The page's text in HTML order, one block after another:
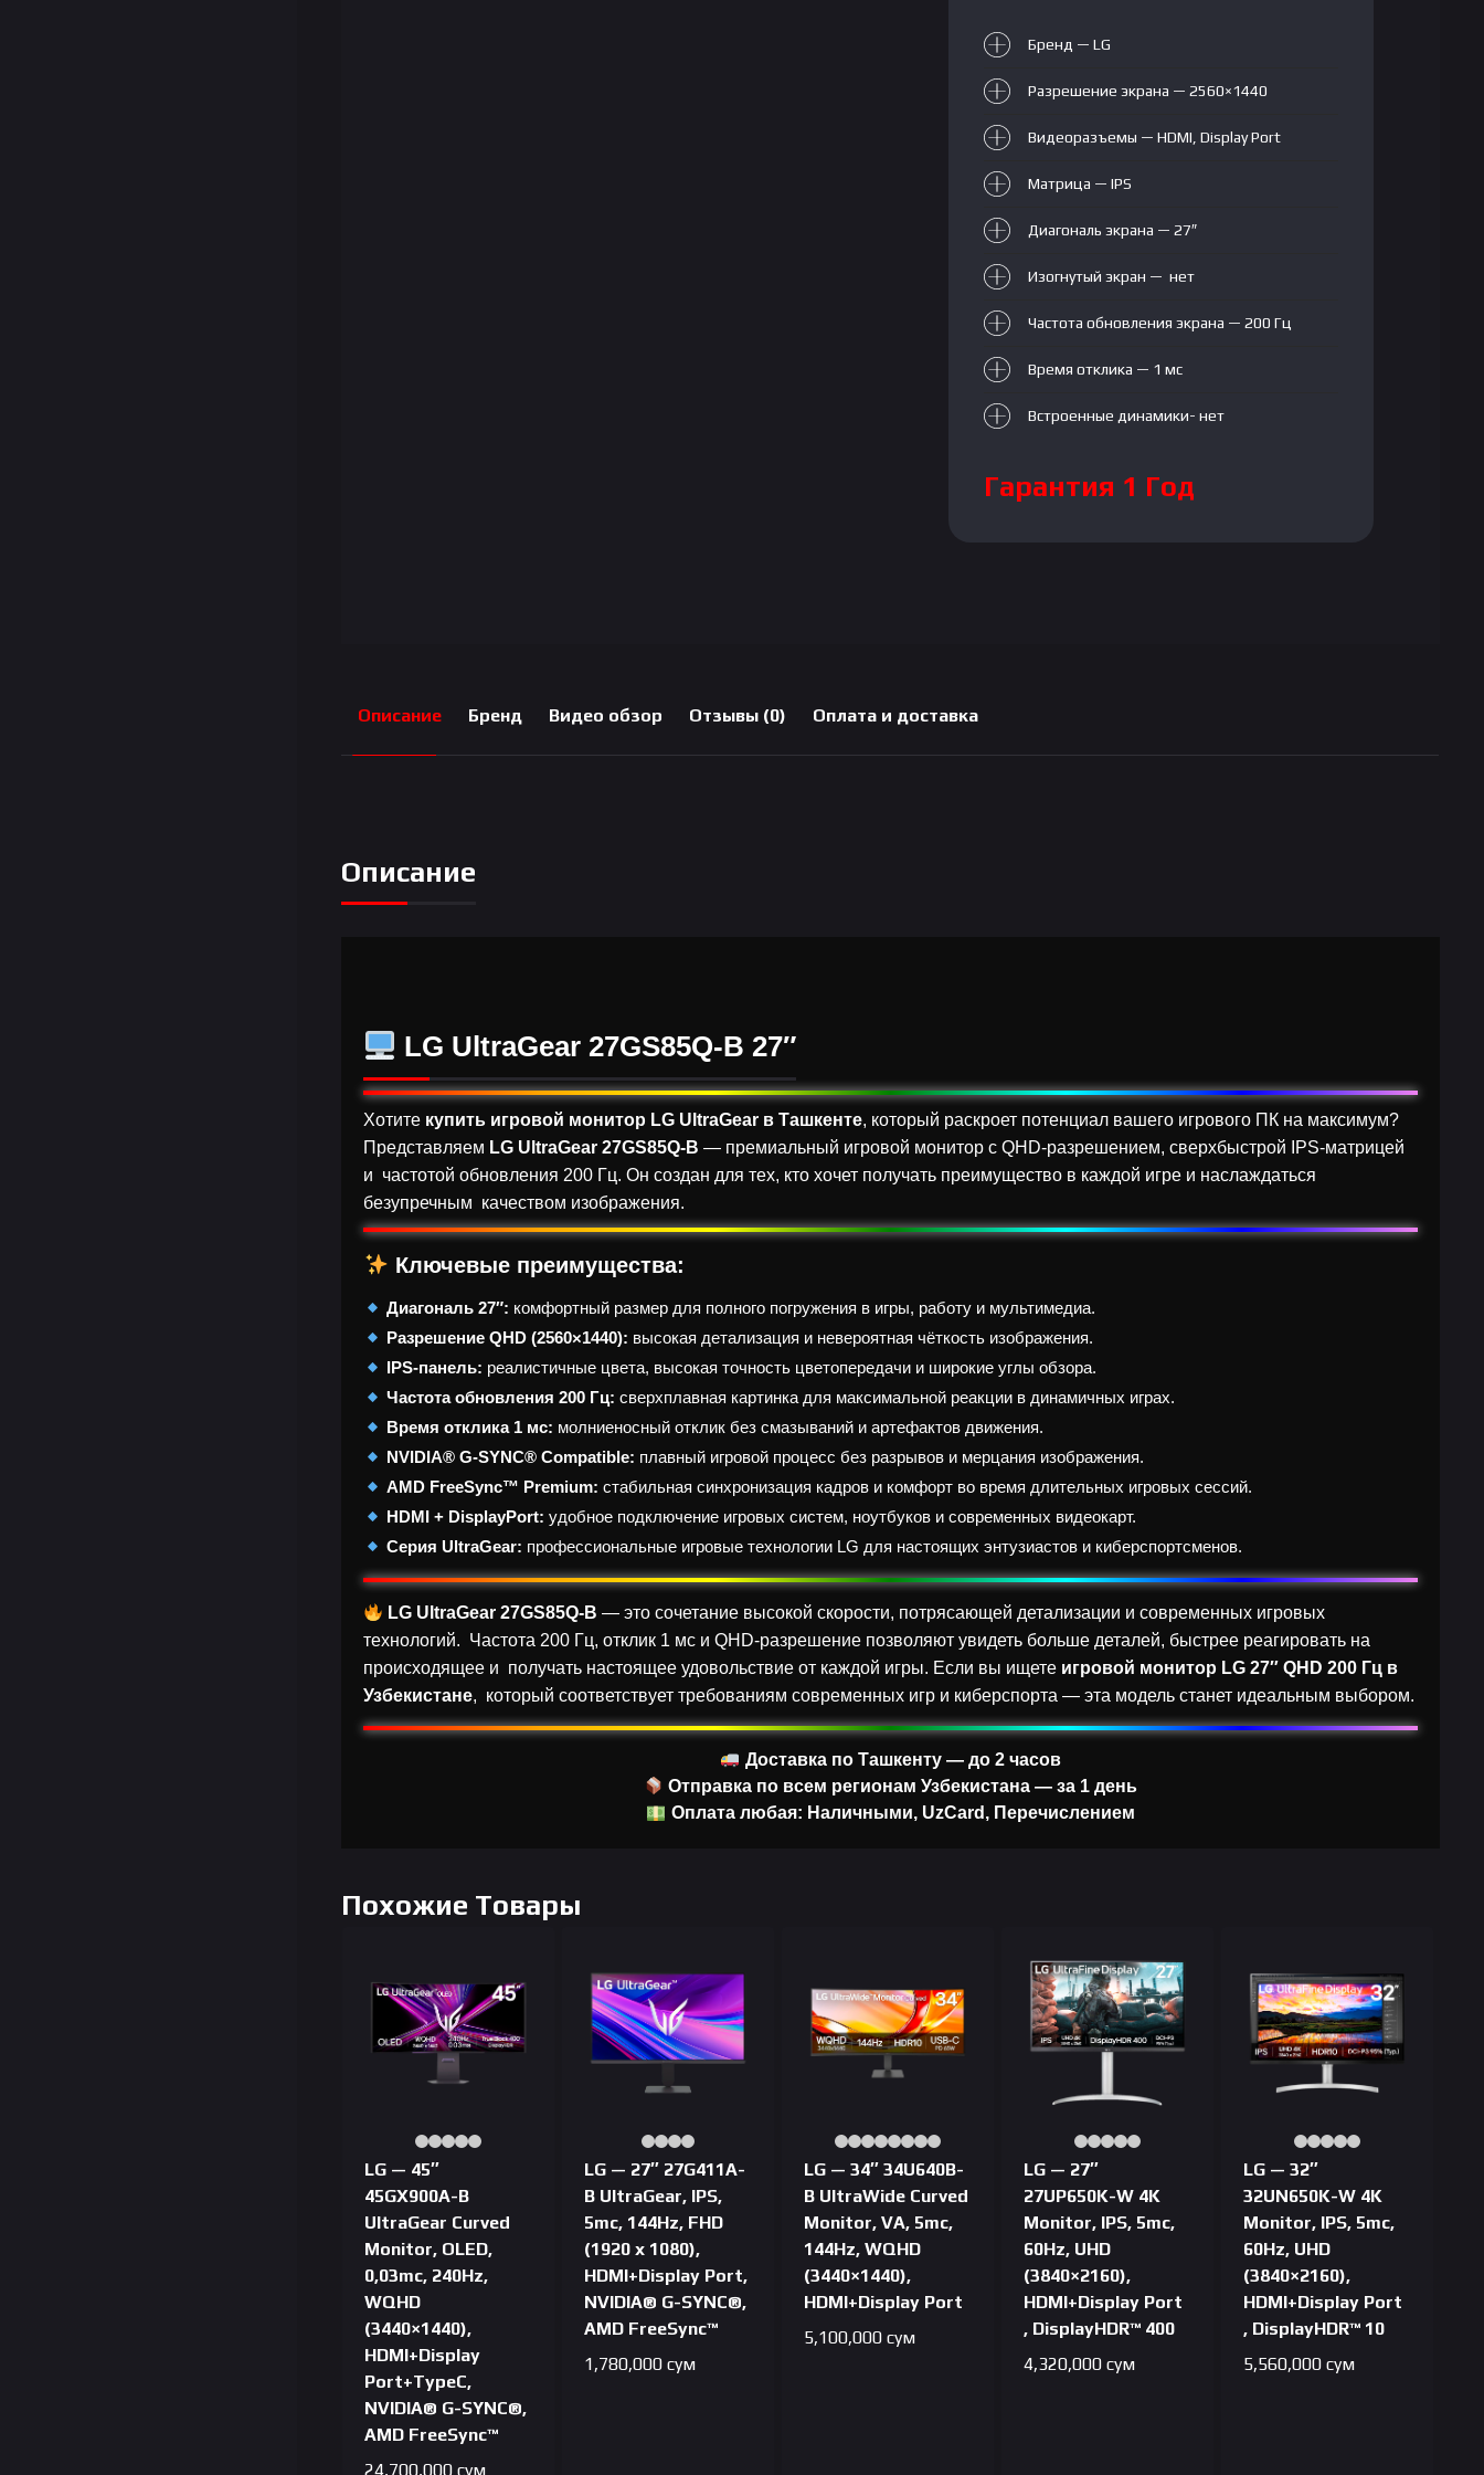
QHD
(2560×1440),
HDMI+Display
Port,
NVIDIA®
SYNC®,
AMD
FreeSync™
Бренд — LG
Разрешение экрана — 2560×1440
Видеоразъемы — HDMI, Display Port
Матрица — IPS
Диагональ экрана — 27″
Изогнутый экран — нет
Частота обновления экрана — 200 Гц
Время отклика — 1 мс
Встроенные динамики- нет
Гарантия 1 Год
Описание Бренд Видео обзор Отзывы (0) Оплата и доставка
Описание
LG UltraGear 27GS85Q-B 27″
Хотите купить игровой монитор LG UltraGear в Ташкенте, который раскроет потенциал вашего игрового ПК на максимум?
Представляем LG UltraGear 27GS85Q-B — премиальный игровой монитор с QHD-разрешением, сверхбыстрой IPS-матрицей
и частотой обновления 200 Гц. Он создан для тех, кто хочет получать преимущество в каждой игре и наслаждаться
безупречным качеством изображения.
Ключевые преимущества:
Диагональ 27″: комфортный размер для полного погружения в игры, работу и мультимедиа.
Разрешение QHD (2560×1440): высокая детализация и невероятная чёткость изображения.
IPS-панель: реалистичные цвета, высокая точность цветопередачи и широкие углы обзора.
Частота обновления 200 Гц: сверхплавная картинка для максимальной реакции в динамичных играх.
Время отклика 1 мс: молниеносный отклик без смазываний и артефактов движения.
NVIDIA® G-SYNC® Compatible: плавный игровой процесс без разрывов и мерцания изображения.
AMD FreeSync™ Premium: стабильная синхронизация кадров и комфорт во время длительных игровых сессий.
HDMI + DisplayPort: удобное подключение игровых систем, ноутбуков и современных видеокарт.
Серия UltraGear: профессиональные игровые технологии LG для настоящих энтузиастов и киберспортсменов.
LG UltraGear 27GS85Q-B — это сочетание высокой скорости, потрясающей детализации и современных игровых
технологий. Частота 200 Гц, отклик 1 мс и QHD-разрешение позволяют увидеть больше деталей, быстрее реагировать на
происходящее и получать настоящее удовольствие от каждой игры. Если вы ищете игровой монитор LG 27″ QHD 200 Гц в
Узбекистане, который соответствует требованиям современных игр и киберспорта — эта модель станет идеальным выбором.
Доставка по Ташкенту — до 2 часов
Отправка по всем регионам Узбекистана — за 1 день
Оплата любая: Наличными, UzCard, Перечислением
Похожие Товары
LG — 45″
45GX900A-B
UltraGear Curved
Monitor, OLED,
0,03mc, 240Hz,
WQHD
(3440×1440),
HDMI+Display
Port+TypeC,
NVIDIA® G-SYNC®,
AMD FreeSync™
24,700,000 сум
LG — 27″ 27G411A-
B UltraGear, IPS,
5mc, 144Hz, FHD
(1920 x 1080),
HDMI+Display Port,
NVIDIA® G-SYNC®,
AMD FreeSync™
1,780,000 сум
LG — 34″ 34U640B-
B UltraWide Curved
Monitor, VA, 5mc,
144Hz, WQHD
(3440×1440),
HDMI+Display Port
5,100,000сум
LG — 27″
27UP650K-W 4K
Monitor, IPS, 5mc,
60Hz, UHD
(3840×2160),
HDMI+Display Port
, DisplayHDR™ 400
4,320,000сум
LG — 32″
32UN650K-W 4K
Monitor, IPS, 5mc,
60Hz, UHD
(3840×2160),
HDMI+Display Port
, DisplayHDR™ 10
5,560,000сум